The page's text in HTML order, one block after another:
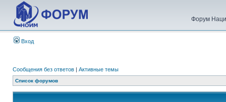
Форум
Вход
Сообщения без ответов | Активные темы
Список форумов